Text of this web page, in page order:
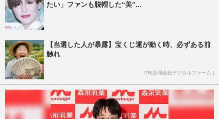
たい」ファンも脱帽した“美”...
【当選した人が暴露】宝くじ運が動く時、必ずある前
触れ
PR(合同会社デジタルファーム )